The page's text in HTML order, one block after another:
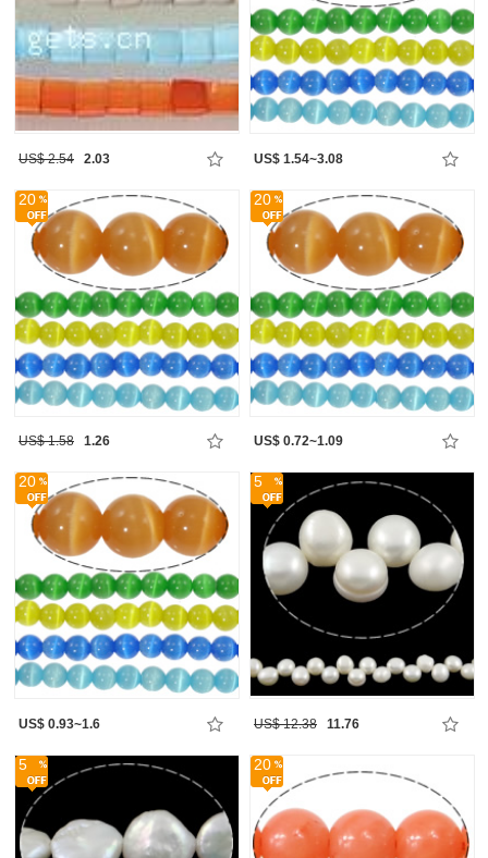
US$ 2.54 2.03 US$ 1.54~3.08
20
US$ 1.58 1.26
20
US$ 0.72~1.09
20
US$ 0.93~1.6
5
US$ 12.38 11.76
5 20